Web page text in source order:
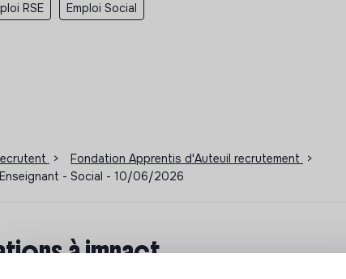
RSE Emploi Social
> Fondation Apprentis d'Auteuil recrutement
>
Enseignant - Social - 10/06/2026
à impact